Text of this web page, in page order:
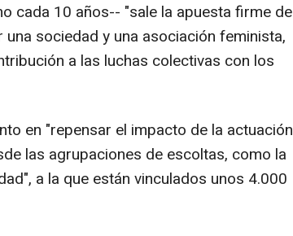
cada 10 años-- "sale la apuesta firme de
sociedad y una asociación feminista,
a las luchas colectivas con los
en "repensar el impacto de la actuación
las agrupaciones de escoltas, como la
a la que están vinculados unos 4.000